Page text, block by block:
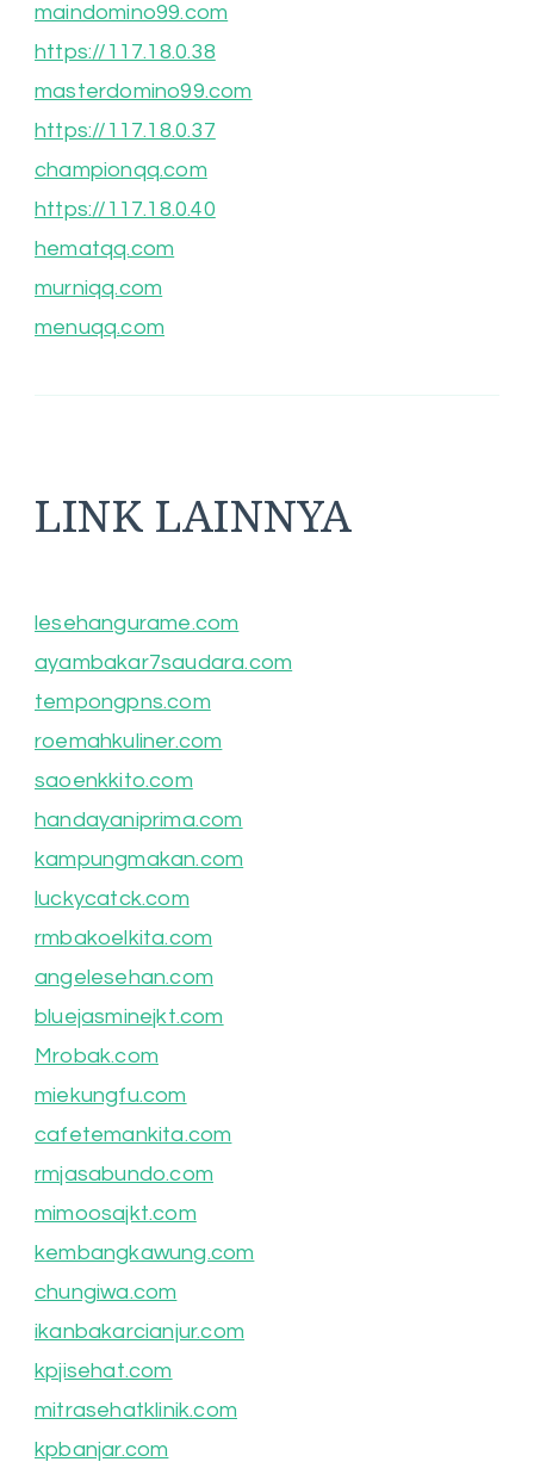
maindomino99.com
https://117.18.0.38
masterdomino99.com
https://117.18.0.37
championqq.com
https://117.18.0.40
hematqq.com
murniqq.com
menuqq.com
LINK LAINNYA
lesehangurame.com
ayambakar7saudara.com
tempongpns.com
roemahkuliner.com
saoenkkito.com
handayaniprima.com
kampungmakan.com
luckycatck.com
rmbakoelkita.com
angelesehan.com
bluejasminejkt.com
Mrobak.com
miekungfu.com
cafetemankita.com
rmjasabundo.com
mimoosajkt.com
kembangkawung.com
chungiwa.com
ikanbakarcianjur.com
kpjisehat.com
mitrasehatklinik.com
kpbanjar.com